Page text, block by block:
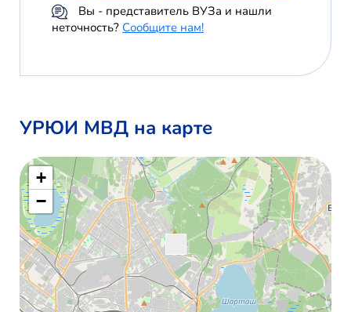
Вы - представитель ВУЗа и нашли
неточность? Сообщите нам!
УРЮИ МВД на карте
+
−